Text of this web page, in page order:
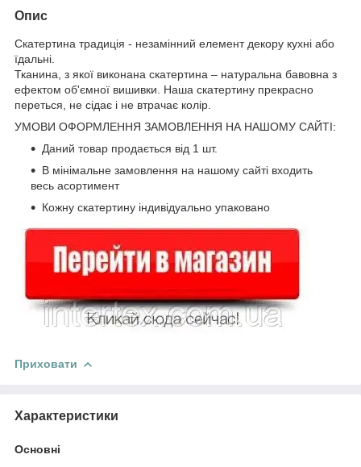
Опис
Скатертина традиція - незамінний елемент декору кухні або
їдальні.
Тканина, з якої виконана скатертина – натуральна бавовна з
ефектом об'ємної вишивки. Наша скатертину прекрасно
переться, не сідає і не втрачає колір.
УМОВИ ОФОРМЛЕННЯ ЗАМОВЛЕННЯ НА НАШОМУ САЙТІ:
Даний товар продається від 1 шт.
В мінімальне замовлення на нашому сайті входить
весь асортимент
Кожну скатертину індивідуально упаковано
Приховати
Характеристики
Основні